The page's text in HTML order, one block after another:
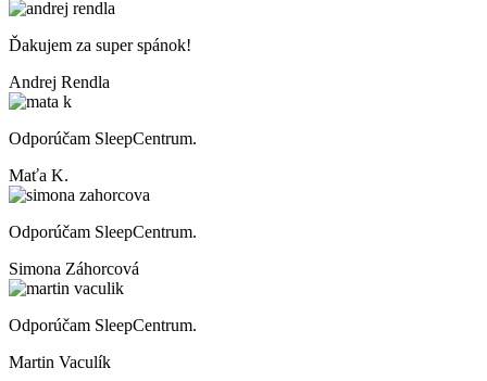
Ďakujem za super spánok!
Andrej Rendla
Odporúčam SleepCentrum.
Maťa K.
Odporúčam SleepCentrum.
Simona Záhorcová
Odporúčam SleepCentrum.
Martin Vaculík